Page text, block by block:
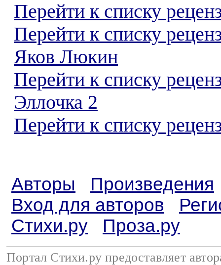
Перейти к списку
Перейти к списку
Яков Люкин
Перейти к списку
Эллочка 2
Перейти к списку
Авторы
Произведения
Вход для авторов
Стихи.ру
Проза.ру
Портал Стихи.ру предоставляет